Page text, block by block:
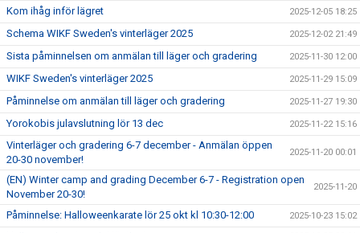
Kom ihåg inför lägret 2025-12-05 18:25
Schema WIKF Sweden's vinterläger 2025 2025-12-02 21:49
Sista påminnelsen om anmälan till läger och gradering 2025-11-30 12:00
WIKF Sweden's vinterläger 2025 2025-11-29 15:09
Påminnelse om anmälan till läger och gradering 2025-11-27 19:30
Yorokobis julavslutning lör 13 dec 2025-11-22 15:16
Vinterläger och gradering 6-7 december - Anmälan öppen
20-30 november!
2025-11-20 00:01
(EN) Winter camp and grading December 6-7 - Registration open
November 20-30!
2025-11-20
Påminnelse: Halloweenkarate lör 25 okt kl 10:30-12:00 2025-10-23 15:02